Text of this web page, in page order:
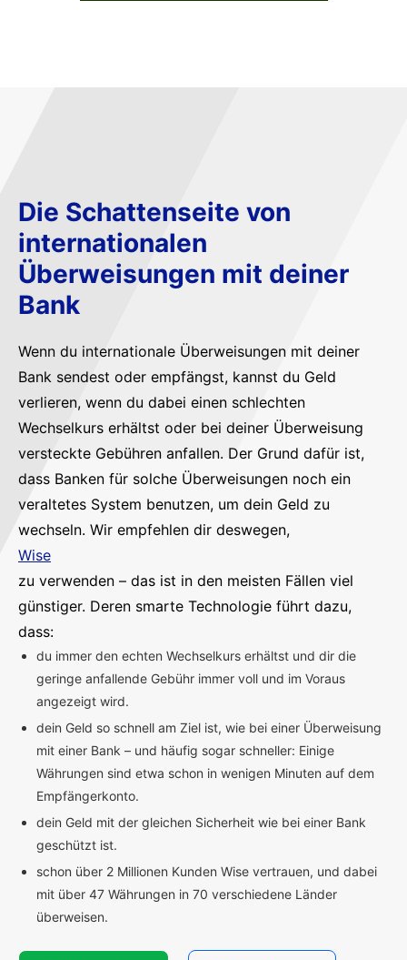
Die Schattenseite von
internationalen
Überweisungen mit deiner
Bank
Wenn du internationale Überweisungen mit deiner
Bank sendest oder empfängst, kannst du Geld
verlieren, wenn du dabei einen schlechten
Wechselkurs erhältst oder bei deiner Überweisung
versteckte Gebühren anfallen. Der Grund dafür ist,
dass Banken für solche Überweisungen noch ein
veraltetes System benutzen, um dein Geld zu
wechseln. Wir empfehlen dir deswegen,
Wise
zu verwenden – das ist in den meisten Fällen viel
günstiger. Deren smarte Technologie führt dazu,
dass:
du immer den echten Wechselkurs erhältst und dir die
geringe anfallende Gebühr immer voll und im Voraus
angezeigt wird.
dein Geld so schnell am Ziel ist, wie bei einer Überweisung
mit einer Bank – und häufig sogar schneller: Einige
Währungen sind etwa schon in wenigen Minuten auf dem
Empfängerkonto.
dein Geld mit der gleichen Sicherheit wie bei einer Bank
geschützt ist.
schon über 2 Millionen Kunden Wise vertrauen, und dabei
mit über 47 Währungen in 70 verschiedene Länder
überweisen.